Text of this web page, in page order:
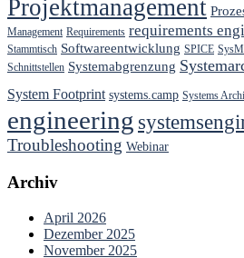
Projektmanagement
Management Requirements requirements
Stammtisch Softwareentwicklung SPICE
Schnittstellen Systemabgrenzung
System Footprint systems.camp Systems
engineering
Troubleshooting Webinar
Archiv
April 2026
Dezember 2025
November 2025